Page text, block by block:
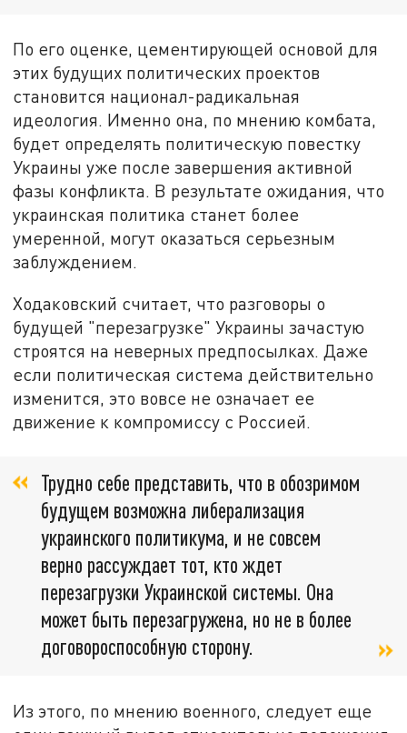
По его оценке, цементирующей основой для
этих будущих политических проектов
становится национал-радикальная
идеология. Именно она, по мнению комбата,
будет определять политическую повестку
Украины уже после завершения активной
фазы конфликта. В результате ожидания, что
украинская политика станет более
умеренной, могут оказаться серьезным
заблуждением.
Ходаковский считает, что разговоры о
будущей "перезагрузке" Украины зачастую
строятся на неверных предпосылках. Даже
если политическая система действительно
изменится, это вовсе не означает ее
движение к компромиссу с Россией.
Трудно себе представить, что в обозримом
будущем возможна либерализация
украинского политикума, и не совсем
верно рассуждает тот, кто ждет
перезагрузки Украинской системы. Она
может быть перезагружена, но не в более
договороспособную сторону.
Из этого, по мнению военного, следует еще